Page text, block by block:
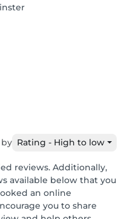
Rating - High to low
reviews. Additionally,
available below that you
an online
you to share